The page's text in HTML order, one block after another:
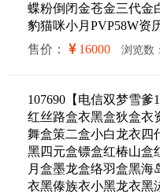
蝶粉倒闭金苍金三代金
豹猫咪小月PVP58W资
售价：
16000 浏览数
107690【电信双梦雪
红丝路盒衣黑盒狄盒衣
舞盒策二盒小白龙衣四
黑四元盒镖盒红椿山盒
月盒墨龙盒络羽盒黑海
衣黑傣族衣小黑龙衣黑